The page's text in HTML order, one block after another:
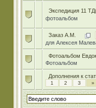
Экспедиция 11
фотоальбом
Заказ А.М.
для Алексея
Фотоальбом
Фотоальбом
Дополнения к
1 2 3 »